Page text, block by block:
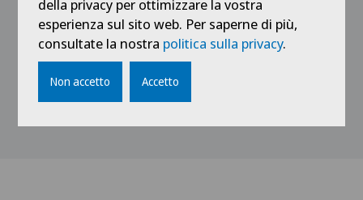
Dissertation
1998 - 2004
Medizinstudium Universität Bern
della privacy per ottimizzare la vostra
esperienza sul sito web. Per saperne di più,
consultate la nostra politica sulla privacy.
Non accetto Accetto